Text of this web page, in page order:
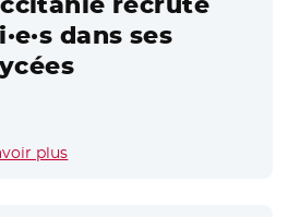
dans ses
plus